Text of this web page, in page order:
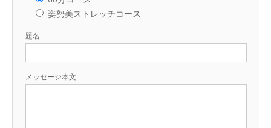
姿勢美ストレッチコース
題名
メッセージ本文